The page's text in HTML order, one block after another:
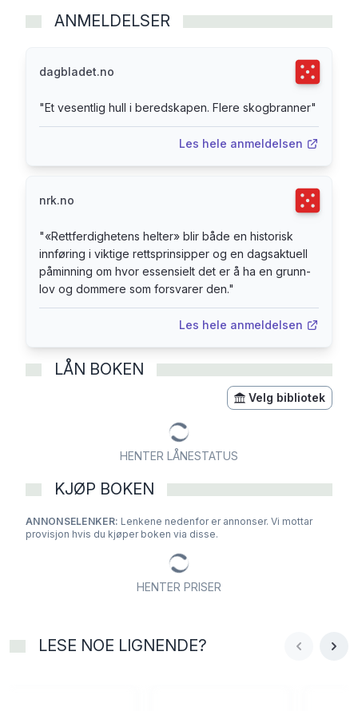
voldtekt de ikke hadde begått. Du møter de 76
barnehjemmene de bodde i, for å bli kastet ut av
urettferdighet kan bekjempes: Modige dommere,
byråkrater, politikere og vanlige folk har gjennom
tidene forsvart loven og sørget for at
rettferdigheten vant frem.Boka er illustrert av
Kristian Krohg-Sørensen.
ANMELDELSER
dagbladet.no
"Et vesentlig hull i beredskapen. Flere skogbranner"
Les hele anmeldelsen
nrk.no
"«Rettferdighetens helter» blir både en historisk
innføring i viktige retts­prinsipper og en dags­aktuell
påminning om hvor essensielt det er å ha en grunn­
lov og dommere som forsvarer den."
Les hele anmeldelsen
LÅN BOKEN
Velg bibliotek
HENTER LÅNESTATUS
KJØP BOKEN
ANNONSELENKER: Lenkene nedenfor er annonser. Vi mottar
provisjon hvis du kjøper boken via disse.
HENTER PRISER
LESE NOE LIGNENDE?